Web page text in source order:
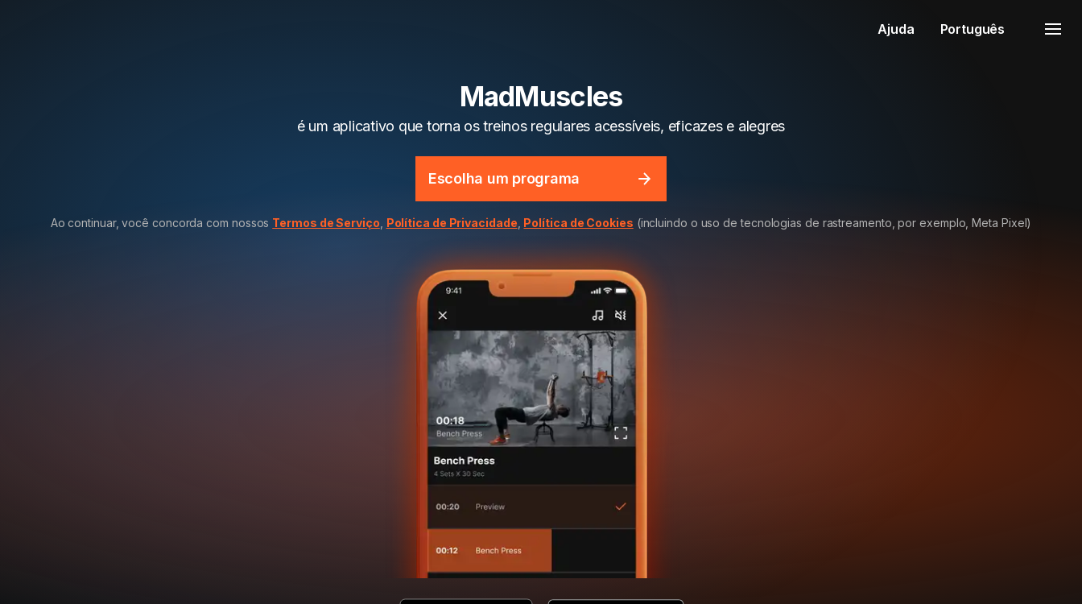
Ajuda Português
MadMuscles
é um aplicativo que torna os treinos regulares acessíveis, eficazes e alegres
Escolha um programa
Ao continuar, você concorda com nossos Termos de Serviço Política de Privacidade Política de Cookies (incluindo o uso de tecnologias de rastreamento, por exemplo, Meta Pixel)